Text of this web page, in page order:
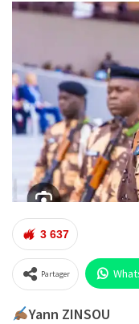
3 637
Partager
Yann ZINSOU